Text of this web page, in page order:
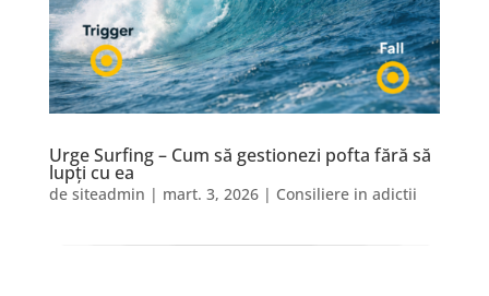
Urge Surfing – Cum să gestionezi pofta fără să
lupți cu ea
de siteadmin | mart. 3, 2026| Consiliere in adictii